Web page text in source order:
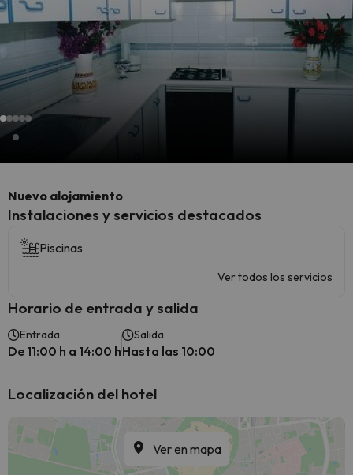
Nuevo alojamiento
Instalaciones y servicios destacados
Piscinas
Ver todos los servicios
Horario de entrada y salida
Entrada
De 11:00 h a 14:00 h
Salida
Hasta las 10:00
Localización del hotel
Ver en mapa